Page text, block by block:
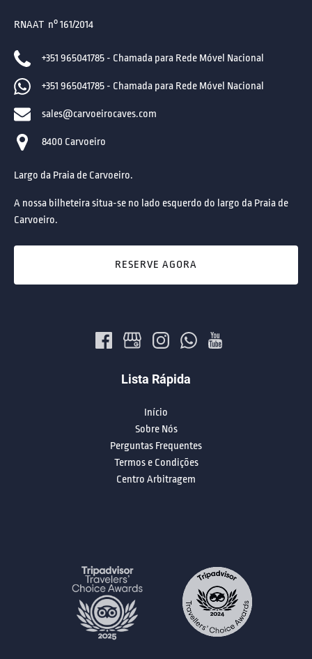
RNAAT n° 161/2014
+351 965041785 - Chamada para Rede Móvel Nacional
+351 965041785 - Chamada para Rede Móvel Nacional
sales@carvoeirocaves.com
8400 Carvoeiro
Largo da Praia de Carvoeiro.
A nossa bilheteira situa-se no lado esquerdo do largo da Praia de
Carvoeiro.
RESERVE AGORA
Lista Rápida
Início
Sobre Nós
Perguntas Frequentes
Termos e Condições
Centro Arbitragem